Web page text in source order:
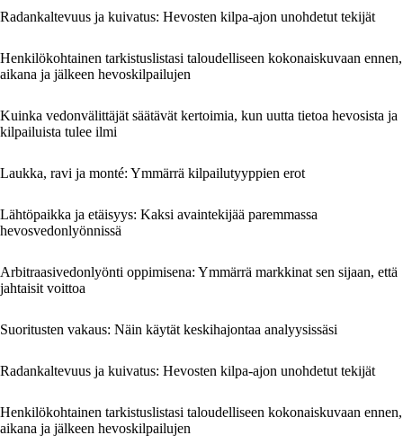
Radankaltevuus ja kuivatus: Hevosten kilpa-ajon unohdetut tekijät
Henkilökohtainen tarkistuslistasi taloudelliseen kokonaiskuvaan ennen,
aikana ja jälkeen hevoskilpailujen
Kuinka vedonvälittäjät säätävät kertoimia, kun uutta tietoa hevosista ja
kilpailuista tulee ilmi
Laukka, ravi ja monté: Ymmärrä kilpailutyyppien erot
Lähtöpaikka ja etäisyys: Kaksi avaintekijää paremmassa
hevosvedonlyönnissä
Arbitraasivedonlyönti oppimisena: Ymmärrä markkinat sen sijaan, että
jahtaisit voittoa
Suoritusten vakaus: Näin käytät keskihajontaa analyysissäsi
Radankaltevuus ja kuivatus: Hevosten kilpa-ajon unohdetut tekijät
Henkilökohtainen tarkistuslistasi taloudelliseen kokonaiskuvaan ennen,
aikana ja jälkeen hevoskilpailujen